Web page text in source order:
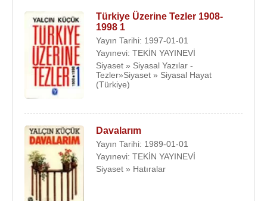
Türkiye Üzerine Tezler 1908-
1998 1
Yayın Tarihi: 1997-01-01
Yayınevi: TEKİN YAYINEVİ
Siyaset » Siyasal Yazılar -
Tezler»Siyaset » Siyasal Hayat
(Türkiye)
Davalarım
Yayın Tarihi: 1989-01-01
Yayınevi: TEKİN YAYINEVİ
Siyaset » Hatıralar